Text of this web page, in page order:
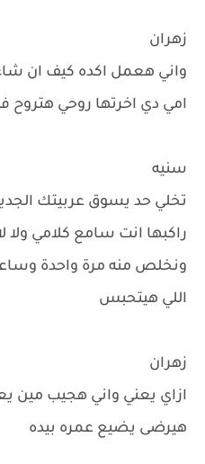
زهران
واني هعمل اكده كيف ان شاء
امي دي اخرتها روحي هتروح
سنيه
تخلي حد يسوق عربيتك
راكبها انت سامع كلامي ولا
ونخلص منه مرة واحدة
اللي هيتحبس
زهران
ازاي يعني واني هجيب مين
هيرضى يضيع عمره بيده